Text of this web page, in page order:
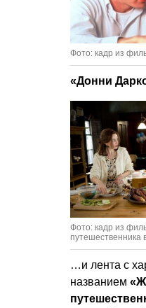
Фото: кадр из
«Донни
Фото: кадр из
путешественника
…и лента с
названием